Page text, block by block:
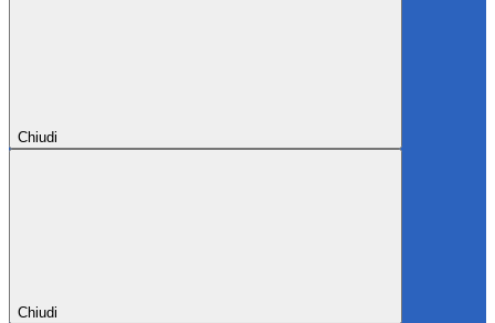
Chiudi
Chiudi